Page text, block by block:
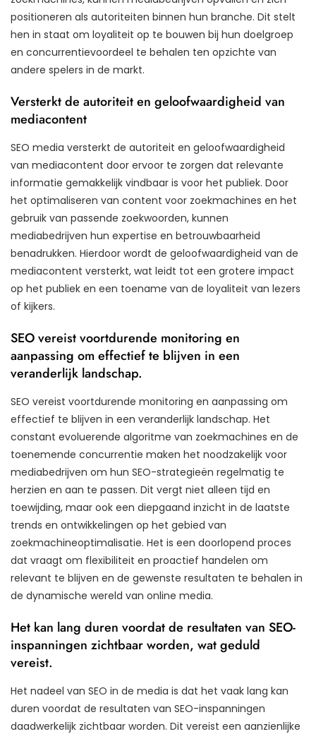
positioneren als autoriteiten binnen hun branche. Dit stelt
hen in staat om loyaliteit op te bouwen bij hun doelgroep
en concurrentievoordeel te behalen ten opzichte van
andere spelers in de markt.
Versterkt de autoriteit en geloofwaardigheid van
mediacontent
SEO media versterkt de autoriteit en geloofwaardigheid
van mediacontent door ervoor te zorgen dat relevante
informatie gemakkelijk vindbaar is voor het publiek. Door
het optimaliseren van content voor zoekmachines en het
gebruik van passende zoekwoorden, kunnen
mediabedrijven hun expertise en betrouwbaarheid
benadrukken. Hierdoor wordt de geloofwaardigheid van de
mediacontent versterkt, wat leidt tot een grotere impact
op het publiek en een toename van de loyaliteit van lezers
of kijkers.
SEO vereist voortdurende monitoring en
aanpassing om effectief te blijven in een
veranderlijk landschap.
SEO vereist voortdurende monitoring en aanpassing om
effectief te blijven in een veranderlijk landschap. Het
constant evoluerende algoritme van zoekmachines en de
toenemende concurrentie maken het noodzakelijk voor
mediabedrijven om hun SEO-strategieën regelmatig te
herzien en aan te passen. Dit vergt niet alleen tijd en
toewijding, maar ook een diepgaand inzicht in de laatste
trends en ontwikkelingen op het gebied van
zoekmachineoptimalisatie. Het is een doorlopend proces
dat vraagt om flexibiliteit en proactief handelen om
relevant te blijven en de gewenste resultaten te behalen in
de dynamische wereld van online media.
Het kan lang duren voordat de resultaten van SEO-
inspanningen zichtbaar worden, wat geduld
vereist.
Het nadeel van SEO in de media is dat het vaak lang kan
duren voordat de resultaten van SEO-inspanningen
daadwerkelijk zichtbaar worden. Dit vereist een aanzienlijke